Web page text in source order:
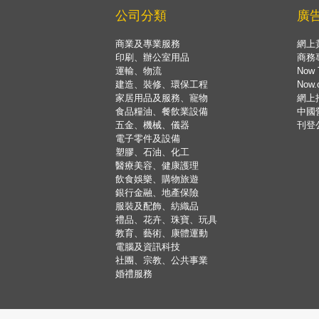
公司分類
商業及專業服務
印刷、辦公室用品
運輸、物流
建造、裝修、環保工程
家居用品及服務、寵物
食品糧油、餐飲業設備
五金、機械、儀器
電子零件及設備
塑膠、石油、化工
醫療美容、健康護理
飲食娛樂、購物旅遊
銀行金融、地產保險
服裝及配飾、紡織品
禮品、花卉、珠寶、玩具
教育、藝術、康體運動
電腦及資訊科技
社團、宗教、公共事業
婚禮服務
廣
網上
商務
Now
網上
中國
刊登